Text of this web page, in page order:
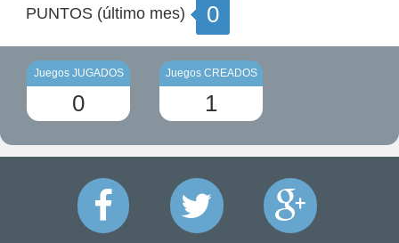
PUNTOS (último mes) 0
Juegos JUGADOS
0
Juegos CREADOS
1